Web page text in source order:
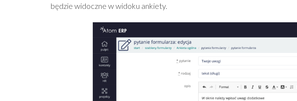
będzie widoczne w widoku ankiety.